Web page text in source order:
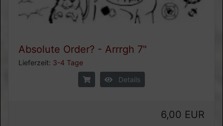
Absolute Order? - Arrrgh 7"
Lieferzeit: 3-4 Tage
Details
6,00 EUR